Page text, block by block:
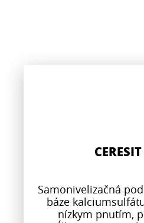
Samonivelizačná
báze
nízkym pnutím,